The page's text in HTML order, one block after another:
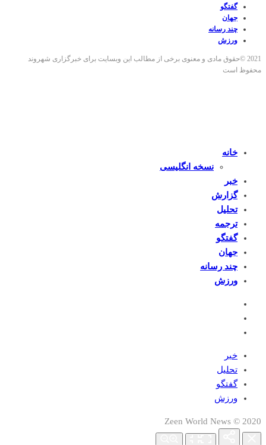
گفتگو
جهان
چند رسانه
ورزش
2021 ©حقوق مادی و معنوی برخی از مطالب این وبسایت برای خبرگزاری شهروند
محفوظ است
خانه
نسخه انگلیسی
خبر
گزارش
تحلیل
ترجمه
گفتگو
جهان
چند رسانه
ورزش
خبر
تحلیل
گفتگو
ورزش
2020 © Zeen World News